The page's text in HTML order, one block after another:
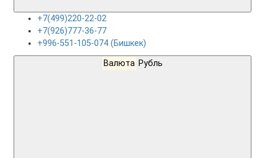
+7(499)220-22-02
+7(926)777-36-77
+996-551-105-074 (Бишкек)
Валюта Рубль